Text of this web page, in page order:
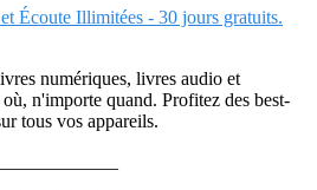
Écoute Illimitées - 30 jours gratuits.
numériques, livres audio et
n'importe quand. Profitez des best-
tous vos appareils.